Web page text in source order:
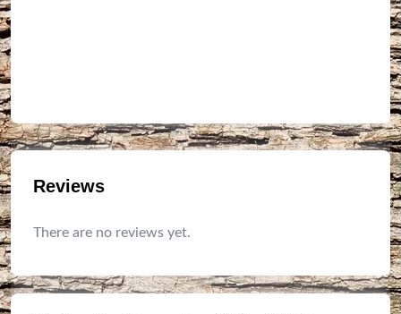
Reviews
There are no reviews yet.